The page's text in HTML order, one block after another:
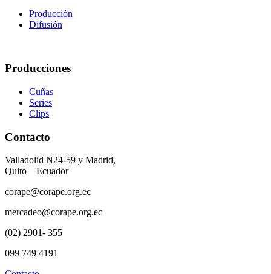
Producción
Difusión
Producciones
Cuñas
Series
Clips
Contacto
Valladolid N24-59 y Madrid,
Quito – Ecuador
corape@corape.org.ec
mercadeo@corape.org.ec
(02) 2901- 355
099 749 4191